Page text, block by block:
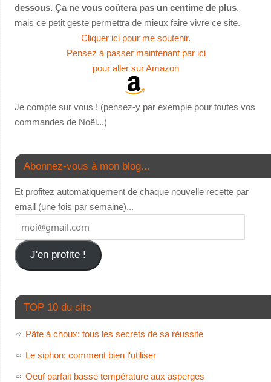
dessous. Ça ne vous coûtera pas un centime de plus,
mais ce petit geste permettra de mieux faire vivre ce site.
Cliquer ici pour me soutenir.
Pensez à passer maintenant par ici
pour aller sur Amazon
Je compte sur vous ! (pensez-y par exemple pour toutes vos
commandes de Noël...)
Abonnez-vous à mon blog...
Et profitez automatiquement de chaque nouvelle recette par
email (une fois par semaine)...
J'en profite !
TOP 10 du site
Pâte à choux: tous les secrets de sa réussite
Le siphon: comment bien l'utiliser
Oeuf parfait basse température aux asperges